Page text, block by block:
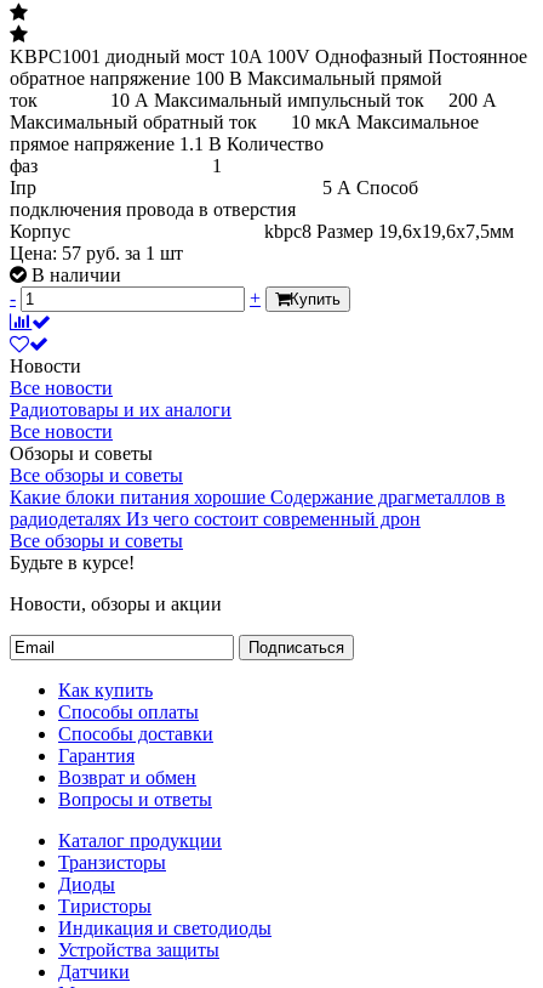
KBPC1001 диодный мост 10A 100V Однофазный Постоянное
обратное напряжение 100 В Максимальный прямой
ток 10 А Максимальный импульсный ток 200 А
Максимальный обратный ток 10 мкА Максимальное
прямое напряжение 1.1 В Количество
фаз 1
Iпр 5 А Способ
подключения провода в отверстия
Корпус kbpc8 Размер 19,6х19,6х7,5мм
Цена: 57 руб. за 1 шт
В наличии
-
+ Купить
Новости
Все новости
Радиотовары и их аналоги
Все новости
Обзоры и советы
Все обзоры и советы
Какие блоки питания хорошие Содержание драгметаллов в
радиодеталях Из чего состоит современный дрон
Все обзоры и советы
Будьте в курсе!
Новости, обзоры и акции
Подписаться
Как купить
Способы оплаты
Способы доставки
Гарантия
Возврат и обмен
Вопросы и ответы
Каталог продукции
Транзисторы
Диоды
Тиристоры
Индикация и светодиоды
Устройства защиты
Датчики